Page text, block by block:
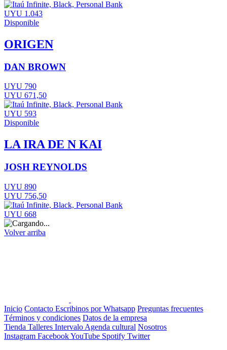
UYU 1.043
Disponible
ORIGEN
DAN BROWN
UYU 790
UYU 671,50
UYU 593
Disponible
LA IRA DE N KAI
JOSH REYNOLDS
UYU 890
UYU 756,50
UYU 668
Volver arriba
Inicio Contacto Escribinos por Whatsapp Preguntas frecuentes
Términos y condiciones Datos de la empresa
Tienda Talleres Intervalo Agenda cultural Nosotros
Instagram FacebookYouTube Spotify Twitter